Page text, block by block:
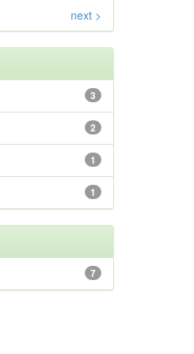
next >
3
2
1
1
7